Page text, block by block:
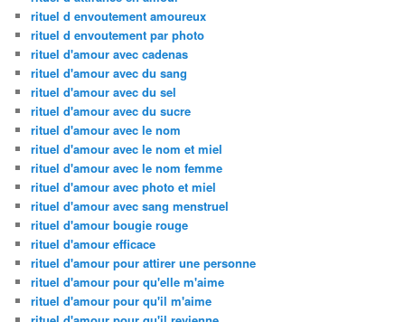
rituel d envoutement amoureux
rituel d envoutement par photo
rituel d'amour avec cadenas
rituel d'amour avec du sang
rituel d'amour avec du sel
rituel d'amour avec du sucre
rituel d'amour avec le nom
rituel d'amour avec le nom et miel
rituel d'amour avec le nom femme
rituel d'amour avec photo et miel
rituel d'amour avec sang menstruel
rituel d'amour bougie rouge
rituel d'amour efficace
rituel d'amour pour attirer une personne
rituel d'amour pour qu'elle m'aime
rituel d'amour pour qu'il m'aime